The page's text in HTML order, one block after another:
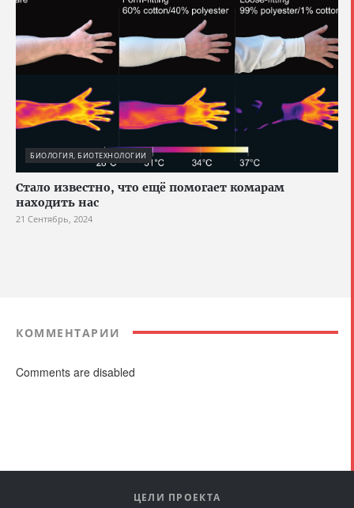
БИОЛОГИЯ, БИОТЕХНОЛОГИИ
Стало известно, что ещё помогает комарам
находить нас
21 Сентябрь, 2024
КОММЕНТАРИИ
Comments are disabled
ЦЕЛИ ПРОЕКТА